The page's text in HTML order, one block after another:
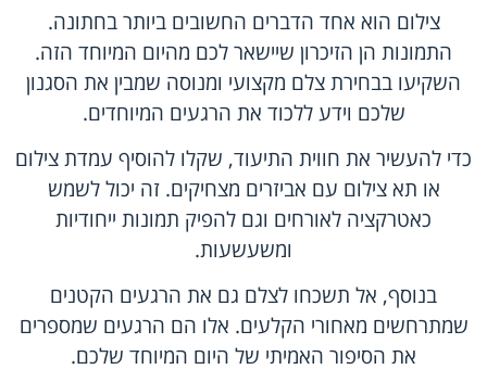
צילום הוא אחד הדברים החשובים ביותר בחתונה.
התמונות הן הזיכרון שיישאר לכם מהיום המיוחד הזה.
השקיעו בבחירת צלם מקצועי ומנוסה שמבין את הסגנון
שלכם וידע ללכוד את הרגעים המיוחדים.
כדי להעשיר את חווית התיעוד, שקלו להוסיף עמדת צילום
או תא צילום עם אביזרים מצחיקים. זה יכול לשמש
כאטרקציה לאורחים וגם להפיק תמונות ייחודיות
ומשעשעות.
בנוסף, אל תשכחו לצלם גם את הרגעים הקטנים
שמתרחשים מאחורי הקלעים. אלו הם הרגעים שמספרים
את הסיפור האמיתי של היום המיוחד שלכם.